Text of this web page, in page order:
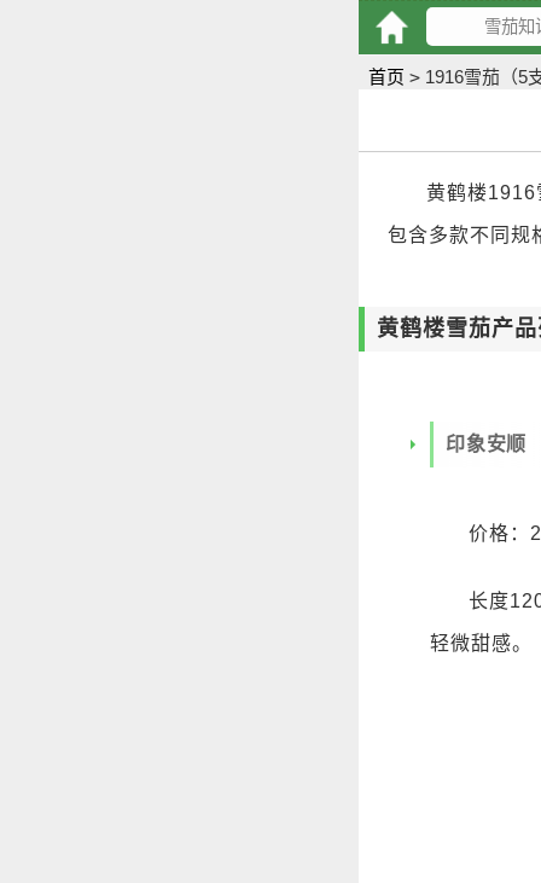
首页 > 1916雪茄（5
黄鹤楼1916
包含多款不同规
黄鹤楼雪茄产
印象安顺
价格：
长度
轻微甜感。